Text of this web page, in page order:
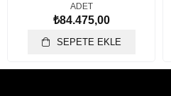
ADET
₺84.475,00
SEPETE EKLE